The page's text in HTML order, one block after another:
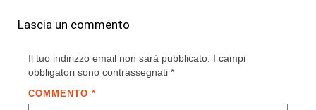
Lascia un commento
Il tuo indirizzo email non sarà pubblicato. I campi
obbligatori sono contrassegnati *
COMMENTO *